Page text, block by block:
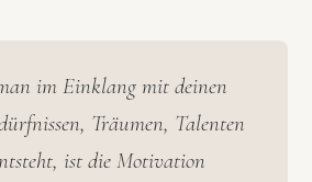
im Einklang mit deinen
Träumen, Talenten
ist die Motivation